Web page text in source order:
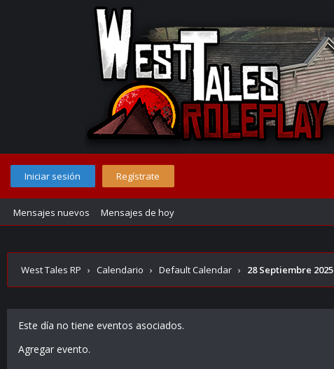
Iniciar sesión Regístrate
Mensajes nuevos Mensajes de hoy
West Tales RP › Calendario › Default Calendar › 28 Septiembre 2025
Este día no tiene eventos asociados.
Agregar evento.